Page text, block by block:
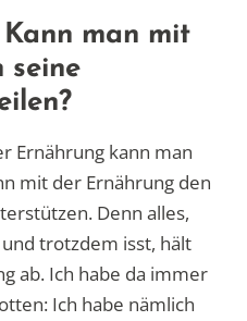
man mit
seine
Ernährung kann man
mit der Ernährung den
Denn alles,
trotzdem isst, hält
ab. Ich habe da immer
Ich habe nämlich